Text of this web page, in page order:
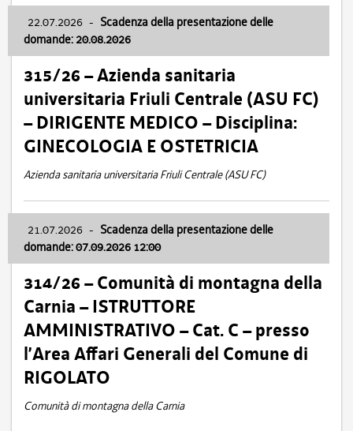
22.07.2026 - Scadenza della presentazione delle
domande: 20.08.2026
315/26 – Azienda sanitaria
universitaria Friuli Centrale (ASU FC)
– DIRIGENTE MEDICO – Disciplina:
GINECOLOGIA E OSTETRICIA
Azienda sanitaria universitaria Friuli Centrale (ASU FC)
21.07.2026 - Scadenza della presentazione delle
domande: 07.09.2026 12:00
314/26 – Comunità di montagna della
Carnia – ISTRUTTORE
AMMINISTRATIVO – Cat. C – presso
l’Area Affari Generali del Comune di
RIGOLATO
Comunità di montagna della Carnia